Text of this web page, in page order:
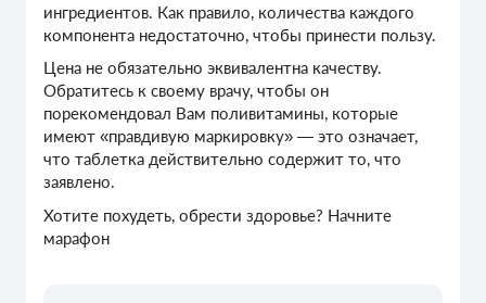
ингредиентов. Как правило, количества каждого
компонента недостаточно, чтобы принести пользу.
Цена не обязательно эквивалентна качеству.
Обратитесь к своему врачу, чтобы он
порекомендовал Вам поливитамины, которые
имеют «правдивую маркировку» — это означает,
что таблетка действительно содержит то, что
заявлено.
Хотите похудеть, обрести здоровье? Начните
марафон